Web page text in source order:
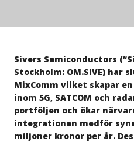
Sivers Semiconductors
Stockholm: OM.SIVE)
MixComm vilket skapar
inom 5G, SATCOM och
portföljen och ökar
integrationen medför
miljoner kronor per år.